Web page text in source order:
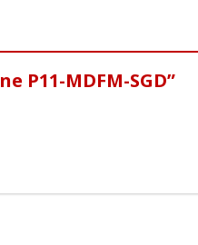
P11-MDFM-SGD”